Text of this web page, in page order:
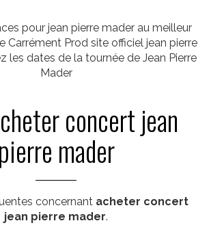
pour jean pierre mader au meilleur
Carrément Prod site officiel jean pierre
les dates de la tournée de Jean Pierre
Mader
concert jean
pierre mader
concernant acheter concert
jean pierre mader.